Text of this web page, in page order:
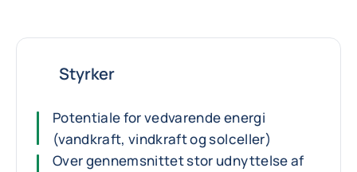
Styrker
Potentiale for vedvarende energi
(vandkraft, vindkraft og solceller)
Over gennemsnittet stor udnyttelse af